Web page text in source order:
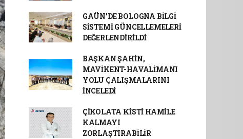
GAÜN’DE BOLOGNA BİLGİ
SİSTEMİ GÜNCELLEMELERİ
DEĞERLENDİRİLDİ
BAŞKAN ŞAHİN,
MAVİKENT-HAVALİMANI
YOLU ÇALIŞMALARINI
İNCELEDİ
ÇİKOLATA KİSTİ HAMİLE
KALMAYI
ZORLAŞTIRABİLİR